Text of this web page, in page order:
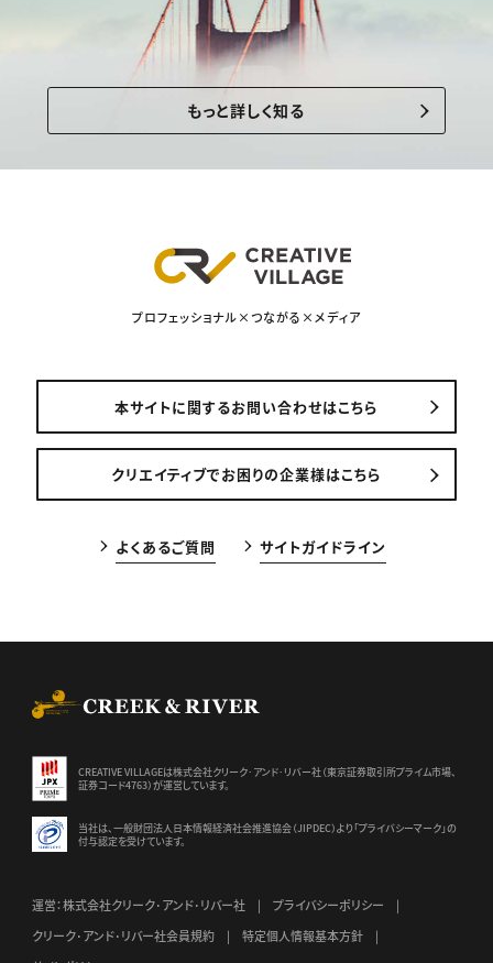
もっと詳しく知る
プロフェッショナル×つながる×メディア
本サイトに関するお問い合わせはこちら
クリエイティブでお困りの企業様はこちら
よくあるご質問 サイトガイドライン
CREATIVE VILLAGEは株式会社クリーク･アンド･リバー社（東京証券取引所プライム市場、
証券コード4763）が運営しています。
当社は、一般財団法人日本情報経済社会推進協会（JIPDEC）より 「プライバシーマーク」の
付与認定を受けています。
運営：株式会社クリーク･アンド･リバー社
プライバシーポリシー
クリーク･アンド･リバー社会員規約
特定個人情報基本方針